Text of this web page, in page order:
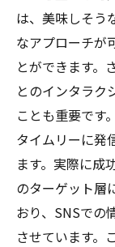
は、美味しそう
なアプローチが
とができます。
とのインタラク
ことも重要です
タイムリーに発
ます。実際に成
のターゲット層
おり、SNSでの
させています。